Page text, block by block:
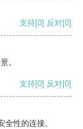
支持[0] 反对[0]
。
支持[0] 反对[0]
性的连接。